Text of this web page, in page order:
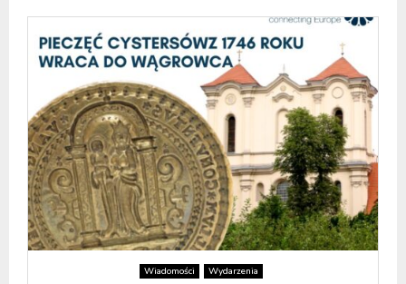
Wiadomości Wydarzenia